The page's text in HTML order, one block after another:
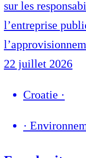
sur les
l’entreprise
22 juillet 2026
Croatie ·
·